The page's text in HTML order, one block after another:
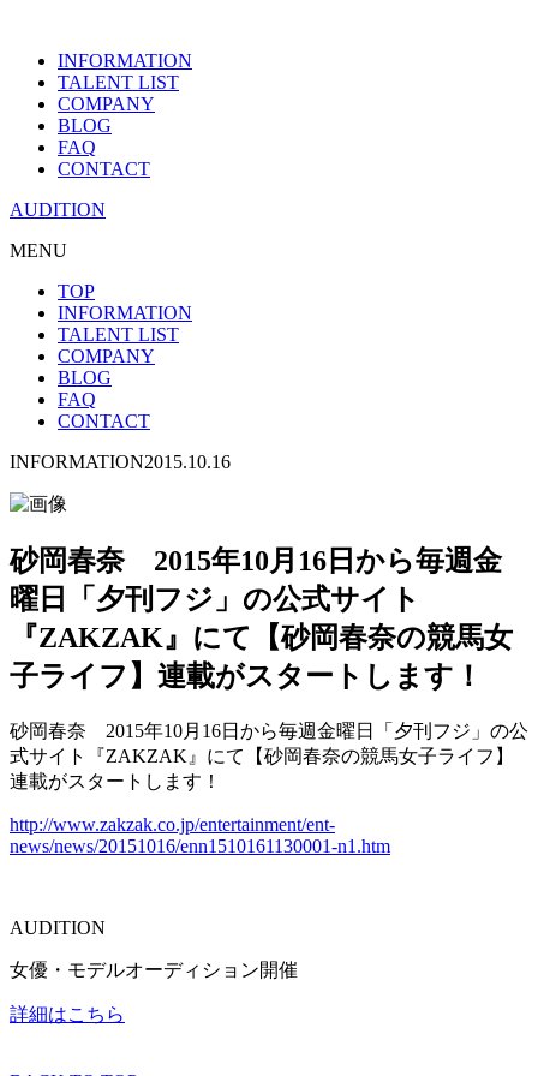
INFORMATION
TALENT LIST
COMPANY
BLOG
FAQ
CONTACT
AUDITION
MENU
TOP
INFORMATION
TALENT LIST
COMPANY
BLOG
FAQ
CONTACT
INFORMATION2015.10.16
砂岡春奈 2015年10月16日から毎週金
曜日「夕刊フジ」の公式サイト
『ZAKZAK』にて【砂岡春奈の競馬女
子ライフ】連載がスタートします！
砂岡春奈 2015年10月16日から毎週金曜日「夕刊フジ」の公
式サイト『ZAKZAK』にて【砂岡春奈の競馬女子ライフ】
連載がスタートします！
http://www.zakzak.co.jp/entertainment/ent-
news/news/20151016/enn1510161130001-n1.htm
AUDITION
女優・モデルオーディション開催
詳細はこちら